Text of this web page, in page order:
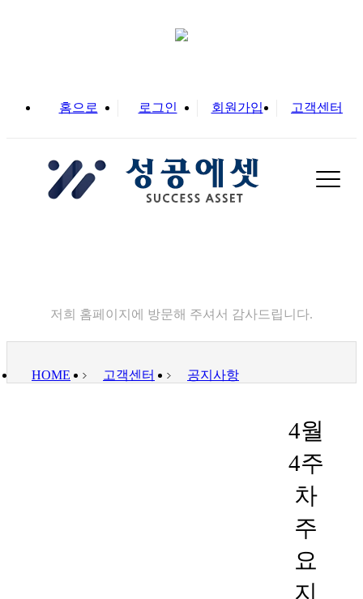
홈으로 로그인 회원가입 고객센터
저희 홈페이지에 방문해 주셔서 감사드립니다.
HOME 고객센터 공지사항
4월
4주
차
주
요
지